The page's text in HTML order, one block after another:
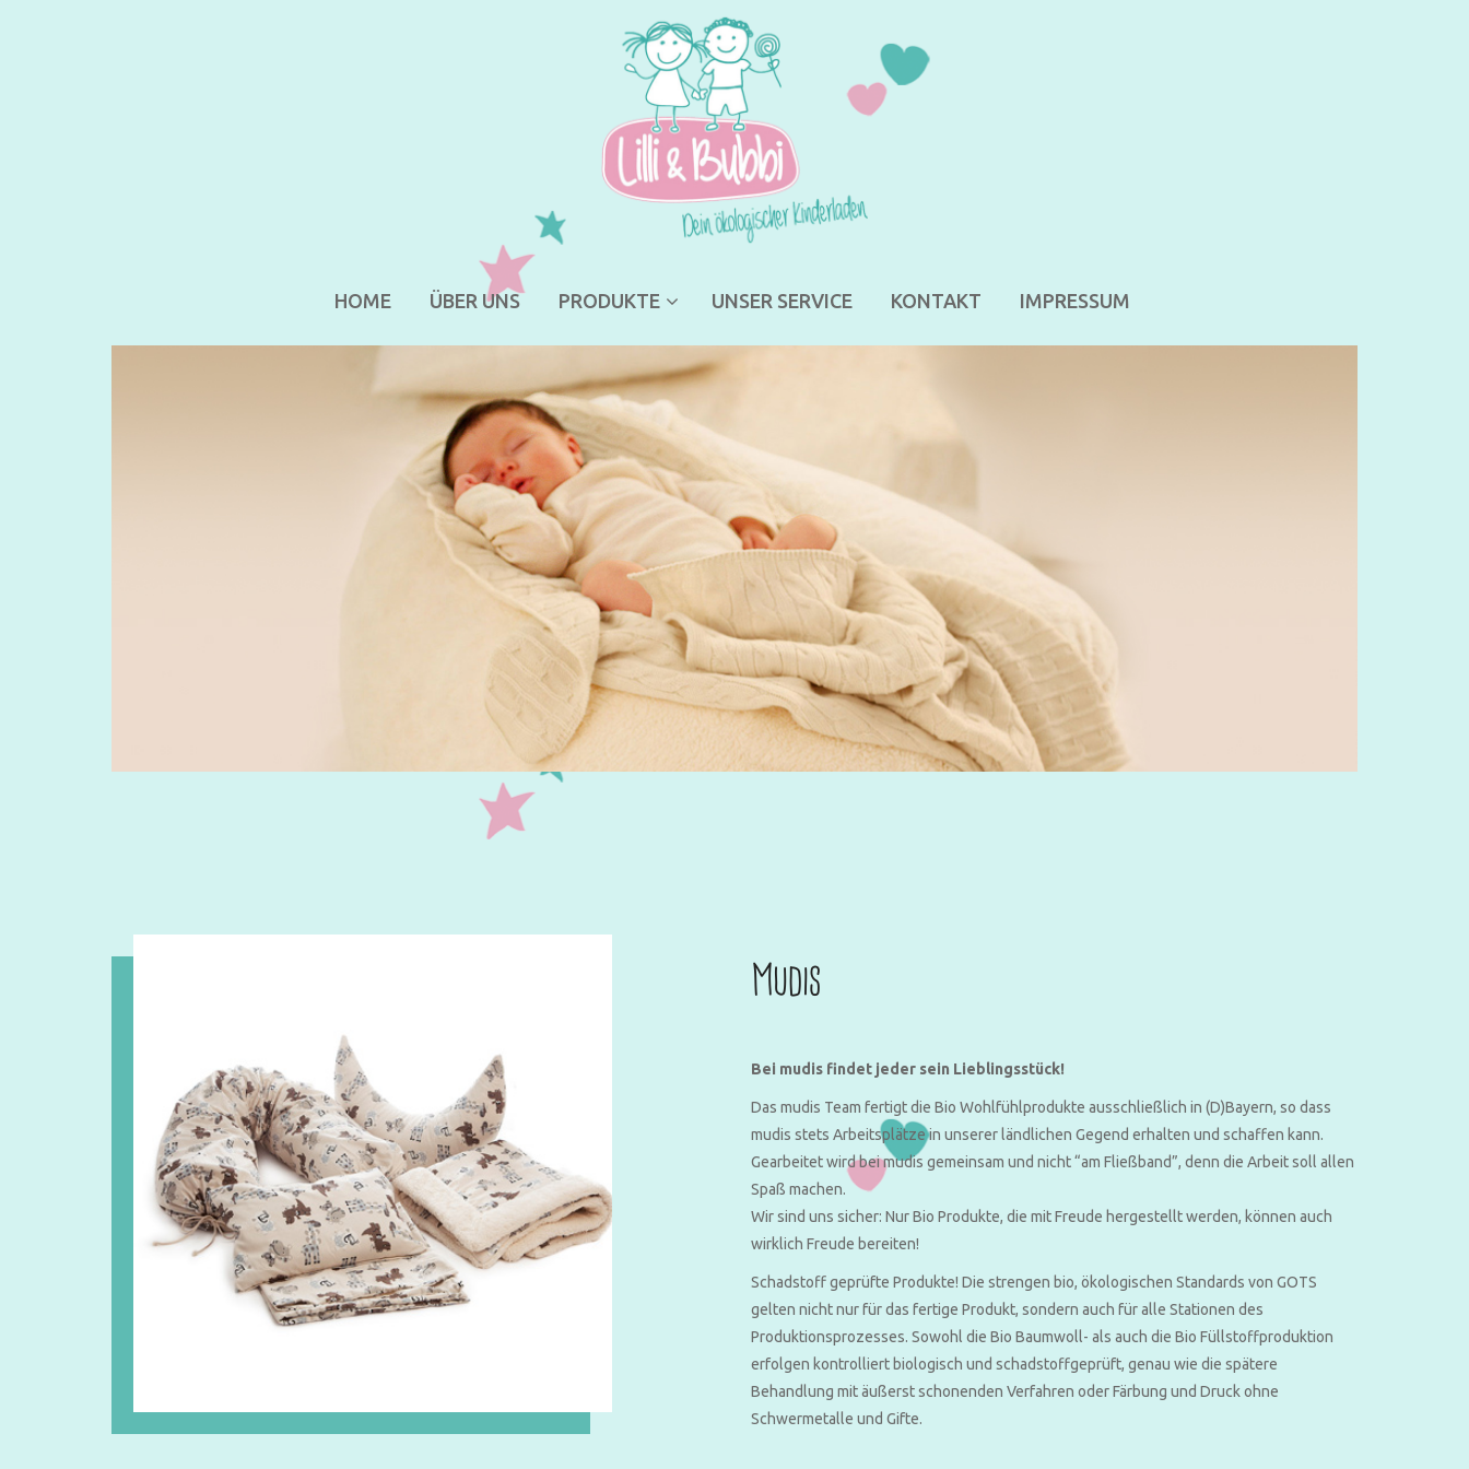
HOME ÜBER UNS PRODUKTE UNSER SERVICE KONTAKT IMPRESSUM
Mudis
Bei mudis findet jeder sein Lieblingsstück!
Das mudis Team fertigt die Bio Wohlfühlprodukte ausschließlich in (D)Bayern, so dass
mudis stets Arbeitsplätze in unserer ländlichen Gegend erhalten und schaffen kann.
Gearbeitet wird bei mudis gemeinsam und nicht “am Fließband”, denn die Arbeit soll allen
Spaß machen.
Wir sind uns sicher: Nur Bio Produkte, die mit Freude hergestellt werden, können auch
wirklich Freude bereiten!
Schadstoff geprüfte Produkte! Die strengen bio, ökologischen Standards von GOTS
gelten nicht nur für das fertige Produkt, sondern auch für alle Stationen des
Produktionsprozesses. Sowohl die Bio Baumwoll- als auch die Bio Füllstoffproduktion
erfolgen kontrolliert biologisch und schadstoffgeprüft, genau wie die spätere
Behandlung mit äußerst schonenden Verfahren oder Färbung und Druck ohne
Schwermetalle und Gifte.